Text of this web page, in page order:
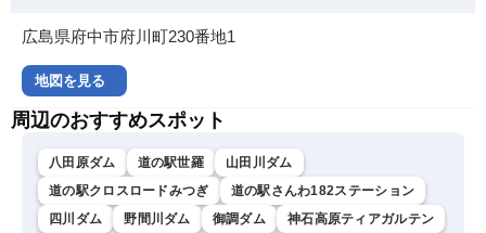
広島県府中市府川町230番地1
地図を見る
周辺のおすすめスポット
八田原ダム 道の駅世羅
山田川ダム
道の駅クロスロードみつぎ
道の駅さんわ182ステーション
四川ダム
野間川ダム 御調ダム 神石高原ティアガルテン